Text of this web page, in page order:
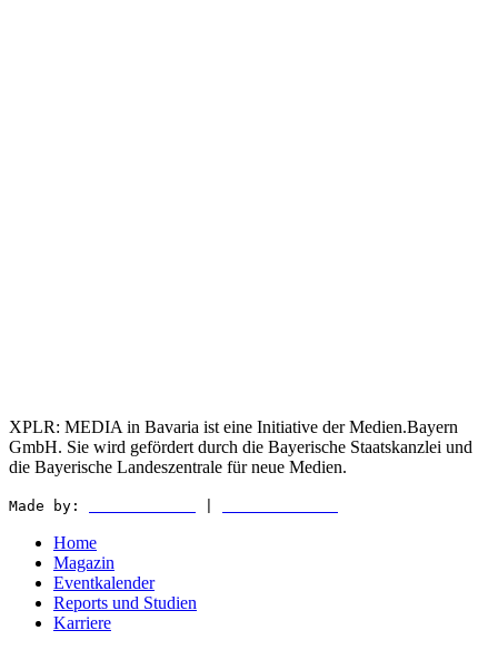
XPLR: MEDIA in Bavaria ist eine Initiative der Medien.Bayern
GmbH. Sie wird gefördert durch die Bayerische Staatskanzlei und
die Bayerische Landeszentrale für neue Medien.
Made by:
Home
Magazin
Eventkalender
Reports und Studien
Karriere